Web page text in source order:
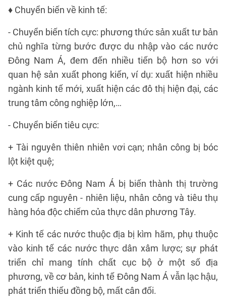
♦ Chuyển biến về kinh tế:
- Chuyển biến tích cực: phương thức sản xuất tư bản
chủ nghĩa từng bước được du nhập vào các nước
Đông Nam Á, đem đến nhiều tiến bộ hơn so với
quan hệ sản xuất phong kiến, ví dụ: xuất hiện nhiều
ngành kinh tế mới, xuất hiện các đô thị hiện đại, các
trung tâm công nghiệp lớn,…
- Chuyển biến tiêu cực:
+ Tài nguyên thiên nhiên vơi cạn; nhân công bị bóc
lột kiệt quệ;
+ Các nước Đông Nam Á bị biến thành thị trường
cung cấp nguyên - nhiên liệu, nhân công và tiêu thụ
hàng hóa độc chiếm của thực dân phương Tây.
+ Kinh tế các nước thuộc địa bị kìm hãm, phụ thuộc
vào kinh tế các nước thực dân xâm lược; sự phát
triển chỉ mang tính chất cục bộ ở một số địa
phương, về cơ bản, kinh tế Đông Nam Á vẫn lạc hậu,
phát triển thiếu đồng bộ, mất cân đối.